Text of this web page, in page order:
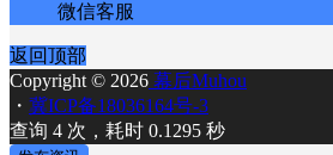
微信客服
返回顶部
Copyright © 2026 幕后Muhou
・ 冀ICP备18036164号-3
查询 4 次，耗时 0.1295 秒